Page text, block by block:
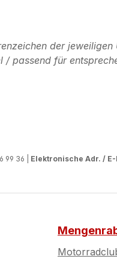
der
passend für
99 36 | Elektronische Adr. /